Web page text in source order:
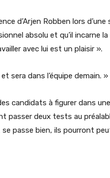
d’Arjen Robben lors d’une
absolu et qu’il incarne la
avec lui est un plaisir ».
sera dans l’équipe demain. »
candidats à figurer dans une
passer deux tests au
passe bien, ils pourront